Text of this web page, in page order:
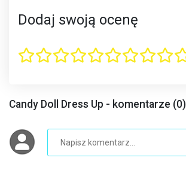
Dodaj swoją ocenę
Candy Doll Dress Up - komentarze (0)